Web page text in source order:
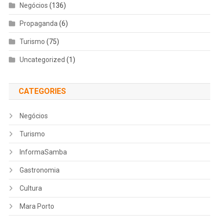
Negócios (136)
Propaganda (6)
Turismo (75)
Uncategorized (1)
CATEGORIES
Negócios
Turismo
InformaSamba
Gastronomia
Cultura
Mara Porto